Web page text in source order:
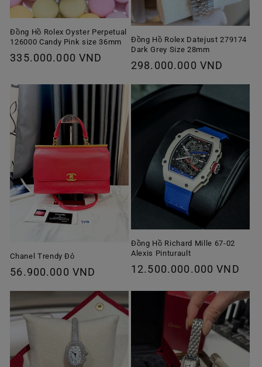
Đồng Hồ Rolex Oyster Perpetual
126000 Candy Pink size 36mm
Giá
thường
335.000.000 VND
Đồng Hồ Rolex Datejust 279174
Dark Grey Size 28mm
Giá
thường
298.000.000 VND
Chanel Trendy Đỏ
Giá
thường
56.900.000 VND
Đồng Hồ Richard Mille 67-02
Alexis Pinturault
Giá
thường
12.500.000.000 VND